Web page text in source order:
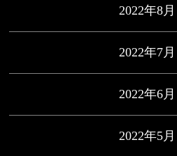
2022年8月
2022年7月
2022年6月
2022年5月